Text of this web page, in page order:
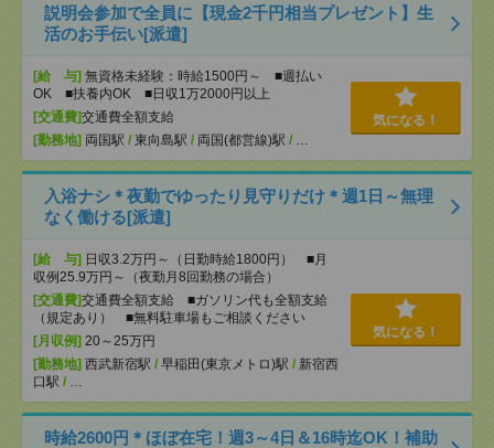
説明会参加で全員に【現金2千円相当プレゼント】生
活のお手伝い[派遣]
[給 与] 無資格未経験：時給1500円～ ■週払い
OK ■扶養内OK ■日収1万2000円以上
[交通費]交通費全額支給
[勤務地] 両国駅 / 東向島駅 / 両国(都営線)駅 / …
気になる！
入浴ナシ＊夜勤でゆったり見守りだけ＊週1日～無理
なく働ける[派遣]
[給 与] 日収3.2万円～（日勤時給1800円） ■月
収例25.9万円～（夜勤月8回勤務の場合）
[交通費]交通費全額支給 ■ガソリン代も全額支給
（規定あり） ■無料駐車場もご相談ください
[月収例] 20～25万円
[勤務地] 西武新宿駅 / 早稲田(東京メトロ)駅 / 新宿西
口駅 / …
気になる！
時給2600円＊ほぼ在宅！週3～4日＆16時迄OK！補助